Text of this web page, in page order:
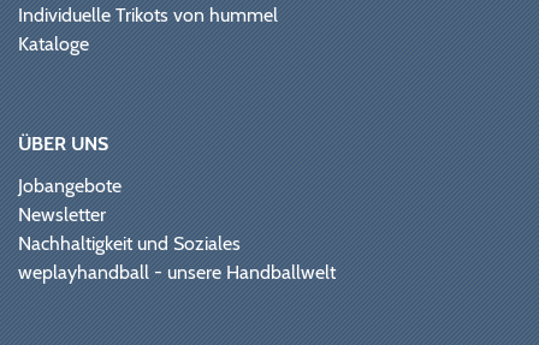
Individuelle Trikots von hummel
Kataloge
ÜBER UNS
Jobangebote
Newsletter
Nachhaltigkeit und Soziales
weplayhandball - unsere Handballwelt